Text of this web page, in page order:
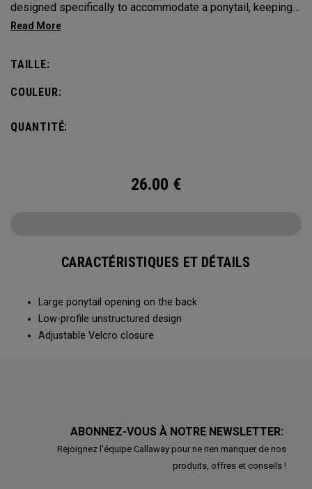
designed specifically to accommodate a ponytail, keeping
your hair from obstructing your view of the pin.​
TAILLE:
COULEUR:
QUANTITÉ:
26.00 €
CARACTÉRISTIQUES ET DÉTAILS
Large ponytail opening on the back​​
Low-profile unstructured design​​
Adjustable Velcro closure​​​
ABONNEZ-VOUS À NOTRE NEWSLETTER:
Rejoignez l'équipe Callaway pour ne rien manquer de nos
produits, offres et conseils !